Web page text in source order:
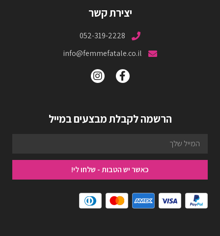
יצירת קשר
052-319-2228
info@femmefatale.co.il
הרשמה לקבלת מבצעים במייל
כאשר יש הטבות - שלחו לי!